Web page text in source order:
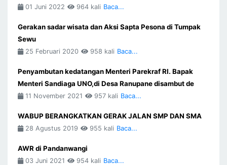
01 Juni 2022 964 kali Baca...
Gerakan sadar wisata dan Aksi Sapta Pesona di Tumpak
Sewu
25 Februari 2020 958 kali Baca...
Penyambutan kedatangan Menteri Parekraf RI. Bapak
Menteri Sandiaga UNO,di Desa Ranupane disambut de
11 November 2021 957 kali Baca...
WABUP BERANGKATKAN GERAK JALAN SMP DAN SMA
28 Agustus 2019 955 kali Baca...
AWR di Pandanwangi
03 Juni 2021 954 kali Baca...